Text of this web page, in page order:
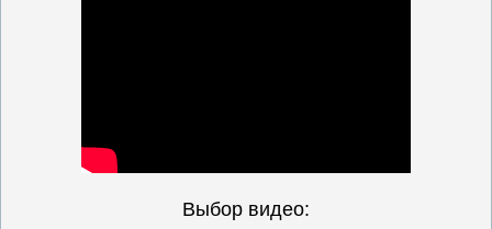
Выбор видео: